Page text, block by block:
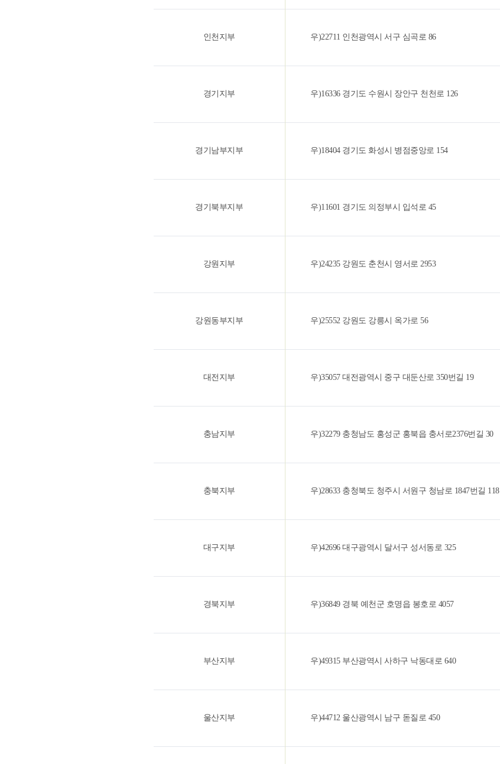
인천지부 우)22711 인천광역시 서구 심곡로 86
경기지부 우)16336 경기도 수원시 장안구 천천로 126
경기남부지부 우)18404 경기도 화성시 병점중앙로 154
경기북부지부 우)11601 경기도 의정부시 입석로 45
강원지부 우)24235 강원도 춘천시 영서로 2953
강원동부지부 우)25552 강원도 강릉시 옥가로 56
대전지부 우)35057 대전광역시 중구 대둔산로 350번길 19
충남지부 우)32279 충청남도 홍성군 홍북읍 충서로2376번길 30
충북지부 우)28633 충청북도 청주시 서원구 청남로 1847번길 118
대구지부 우)42696 대구광역시 달서구 성서동로 325
경북지부 우)36849 경북 예천군 호명읍 봉호로 4057
부산지부 우)49315 부산광역시 사하구 낙동대로 640
울산지부 우)44712 울산광역시 남구 돋질로 450